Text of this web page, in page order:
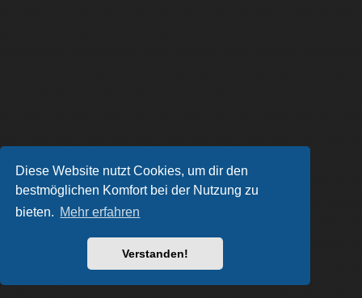
Diese Website nutzt Cookies, um dir den
bestmöglichen Komfort bei der Nutzung zu
bieten. Mehr erfahren
Verstanden!